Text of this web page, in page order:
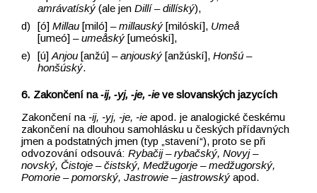
amrávatíský(ale jen Dillí –⁠⁠⁠⁠⁠⁠⁠⁠⁠⁠⁠⁠⁠⁠⁠⁠⁠⁠⁠⁠⁠⁠⁠⁠⁠⁠⁠⁠⁠⁠⁠⁠⁠⁠⁠⁠⁠⁠⁠⁠ dillíský),
[ó]Millau [miló] –⁠⁠⁠⁠⁠⁠⁠⁠⁠⁠⁠⁠⁠⁠⁠⁠⁠⁠⁠⁠⁠⁠⁠⁠⁠⁠⁠⁠⁠⁠⁠⁠⁠⁠⁠⁠⁠⁠⁠⁠⁠⁠⁠⁠⁠⁠⁠⁠⁠⁠⁠⁠⁠⁠⁠⁠⁠⁠⁠⁠⁠⁠millauský[milóskí], Umeå
[umeó] –⁠⁠⁠⁠⁠⁠⁠⁠⁠⁠⁠⁠⁠⁠⁠⁠⁠⁠⁠⁠⁠⁠⁠⁠⁠⁠⁠⁠⁠⁠⁠⁠⁠⁠⁠⁠⁠⁠⁠⁠⁠⁠⁠⁠⁠⁠⁠⁠⁠⁠⁠⁠⁠⁠⁠⁠⁠⁠⁠⁠⁠⁠umeåský[umeóskí],
[ú]Anjou [anžú] –⁠⁠⁠⁠⁠⁠⁠⁠⁠⁠⁠⁠⁠⁠⁠⁠⁠⁠⁠⁠⁠⁠⁠⁠⁠⁠⁠⁠⁠⁠⁠⁠⁠⁠⁠⁠⁠⁠⁠⁠⁠⁠⁠⁠⁠⁠⁠⁠⁠⁠⁠⁠⁠⁠⁠⁠⁠⁠⁠⁠⁠⁠anjouský[anžúskí],Honšú –⁠⁠⁠⁠⁠⁠⁠⁠⁠⁠⁠⁠⁠⁠⁠⁠⁠⁠⁠⁠⁠⁠⁠⁠⁠⁠⁠⁠⁠⁠⁠⁠⁠⁠⁠⁠⁠⁠⁠⁠⁠⁠⁠⁠⁠⁠⁠⁠⁠⁠⁠⁠⁠⁠⁠⁠⁠⁠⁠⁠⁠⁠
honšúský.
6. Zakončení na‑ij, ‑yj, ‑je, ‑ieve slovanských jazycích
Zakončení na‑ij, ‑yj, ‑je, ‑ie apod. je analogické českému
zakončení na dlouhou samohlásku u českých přídavných
jmen a podstatných jmen (typ „stavení“), proto se při
odvozování odsouvá:Rybačij –⁠⁠⁠⁠⁠⁠⁠⁠⁠⁠⁠⁠⁠⁠⁠⁠⁠⁠⁠⁠⁠⁠⁠⁠⁠⁠⁠⁠⁠⁠⁠⁠⁠⁠⁠⁠⁠⁠⁠⁠⁠⁠⁠⁠⁠⁠⁠⁠⁠⁠⁠⁠⁠⁠⁠⁠⁠⁠⁠⁠⁠⁠ rybačský, Novyj –⁠⁠⁠⁠⁠⁠⁠⁠⁠⁠⁠⁠⁠⁠⁠⁠⁠⁠⁠⁠⁠⁠⁠⁠⁠⁠⁠⁠⁠⁠⁠⁠⁠⁠⁠⁠⁠⁠⁠⁠⁠⁠⁠⁠⁠⁠⁠⁠⁠⁠⁠⁠⁠⁠⁠⁠⁠⁠⁠⁠⁠⁠
novský, Čistoje –⁠⁠⁠⁠⁠⁠⁠⁠⁠⁠⁠⁠⁠⁠⁠⁠⁠⁠⁠⁠⁠⁠⁠⁠⁠⁠⁠⁠⁠⁠⁠⁠⁠⁠⁠⁠⁠⁠⁠⁠⁠⁠⁠⁠⁠⁠⁠⁠⁠⁠⁠⁠⁠⁠⁠⁠⁠⁠⁠⁠⁠⁠ čistský, Medžugorje –⁠⁠⁠⁠⁠⁠⁠⁠⁠⁠⁠⁠⁠⁠⁠⁠⁠⁠⁠⁠⁠⁠⁠⁠⁠⁠⁠⁠⁠⁠⁠⁠⁠⁠⁠⁠⁠⁠⁠⁠⁠⁠⁠⁠⁠⁠⁠⁠⁠⁠⁠⁠⁠⁠⁠⁠⁠⁠⁠⁠⁠⁠ medžugorský,
Pomorie –⁠⁠⁠⁠⁠⁠⁠⁠⁠⁠⁠⁠⁠⁠⁠⁠⁠⁠⁠⁠⁠⁠⁠⁠⁠⁠⁠⁠⁠⁠⁠⁠⁠⁠⁠⁠⁠⁠⁠⁠⁠⁠⁠⁠⁠⁠⁠⁠⁠⁠⁠⁠⁠⁠⁠⁠⁠⁠⁠⁠⁠⁠ pomorský, Jastrowie –⁠⁠⁠⁠⁠⁠⁠⁠⁠⁠⁠⁠⁠⁠⁠⁠⁠⁠⁠⁠⁠⁠⁠⁠⁠⁠⁠⁠⁠⁠⁠⁠⁠⁠⁠⁠⁠⁠⁠⁠⁠⁠⁠⁠⁠⁠⁠⁠⁠⁠⁠⁠⁠⁠⁠⁠⁠⁠⁠⁠⁠⁠ jastrowskýapod.